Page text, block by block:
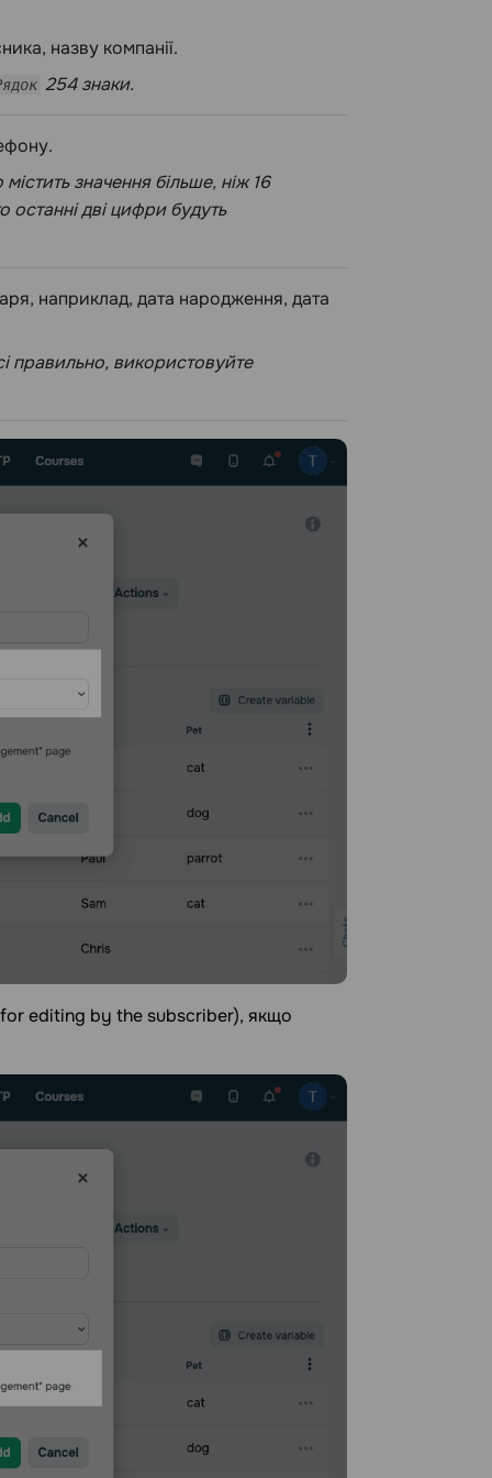
назву компанії.
254 знаки.
значення більше, ніж 16
останні дві цифри будуть
наприклад, дата народження, дата
правильно, використовуйте
editing by the subscriber), якщо